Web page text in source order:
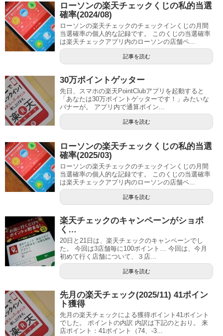
ローソンの楽天チェックくじの私的当選
確率(2024/08)
ローソンの楽天チェックのチェックインくじの月間
当選確率の個人的な記録です。 このくじの当選確率
は楽天チェックアプリ内のローソンの店舗ペ...
記事を読む
30万ポイントゲッター
先日、スマホの楽天PointClubアプリを起動すると
「あなたは30万ポイントゲッターです！」みたいな
バナーが。 アプリ内で通算ポイン...
記事を読む
ローソンの楽天チェックくじの私的当選
確率(2025/03)
ローソンの楽天チェックのチェックインくじの月間
当選確率の個人的な記録です。 このくじの当選確率
は楽天チェックアプリ内のローソンの店舗ペ...
記事を読む
楽天チェックのキャンペーンがショボ
く…
20日と21日は、楽天チェックのキャンペーンでし
た。 今回は3店舗毎に100ポイント… 今回は、今月
初めて行く店舗について、３店...
記事を読む
先月の楽天チェック(2025/11) 41ポイン
ト獲得
先月の楽天チェックによる獲得ポイント41ポイント
でした。 ポイントの内訳 内訳は下記のとおり。 来
店ポイント：41ポイント（74、-3...